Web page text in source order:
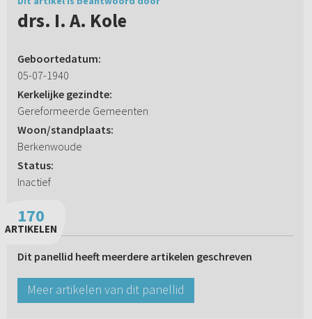
drs. I. A. Kole
Geboortedatum:
05-07-1940
Kerkelijke gezindte:
Gereformeerde Gemeenten
Woon/standplaats:
Berkenwoude
Status:
Inactief
170
ARTIKELEN
Dit panellid heeft meerdere artikelen geschreven
Meer artikelen van dit panellid